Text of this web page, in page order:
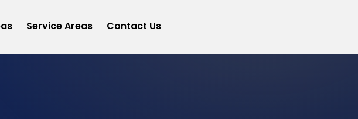
Service Areas Contact Us